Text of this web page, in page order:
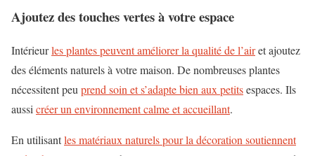
Ajoutez des touches vertes à votre espace
Intérieurles plantes peuvent améliorer la qualité de l’airet ajoutez
des éléments naturels à votre maison. De nombreuses plantes
nécessitent peuprend soin et s’adapte bien aux petitsespaces. Ils
aussicréer un environnement calme et accueillant.
En utilisantles matériaux naturels pour la décoration soutiennent